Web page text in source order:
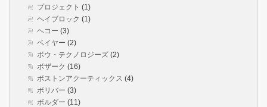
プロジェクト (1)
ヘイブロック (1)
ヘコー (3)
ベイヤー (2)
ボウ・テクノロジーズ (2)
ボザーク (16)
ボストンアクーティックス (4)
ボリバー (3)
ボルダー (11)